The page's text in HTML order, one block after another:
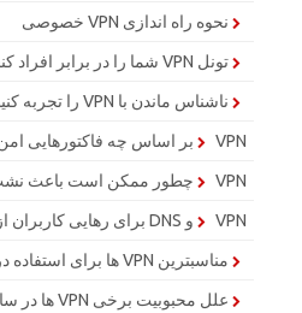
نحوه راه اندازی VPN خصوصی
تونل VPN شما را در برابر افراد کنجکاو حفظ می کند
ناشناس ماندن با VPN را تجربه کنید
VPN بر اساس چه فاکتورهایی امن محسوب می شود
VPN چطور ممکن است باعث نشت IP شود؟
VPN و DNS برای رهایی کاربران از محدودیت ها
مناسبترین VPN ها برای استفاده در ایران
علل محبوبیت برخی VPN ها در سال اخیر